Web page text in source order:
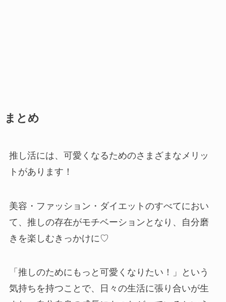
まとめ
推し活には、可愛くなるためのさまざまなメリッ
トがあります！
美容・ファッション・ダイエットのすべてにおい
て、推しの存在がモチベーションとなり、自分磨
きを楽しむきっかけに♡
「推しのためにもっと可愛くなりたい！」という
気持ちを持つことで、日々の生活に張り合いが生